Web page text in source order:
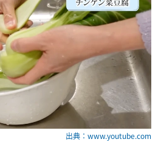
出典：www.youtube.com